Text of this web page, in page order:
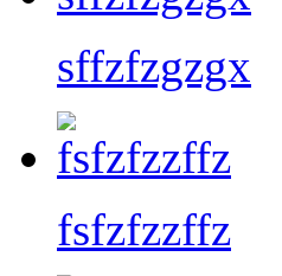
sffzfzgzgx
fsfzfzzffz